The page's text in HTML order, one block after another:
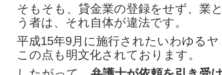
そもそも、貸金業の登録をせず、業
う者は、それ自体が違法です。
平成15年9月に施行されたいわゆる
この点も明文化されております。